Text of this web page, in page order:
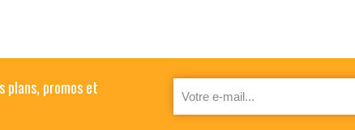
plans, promos et